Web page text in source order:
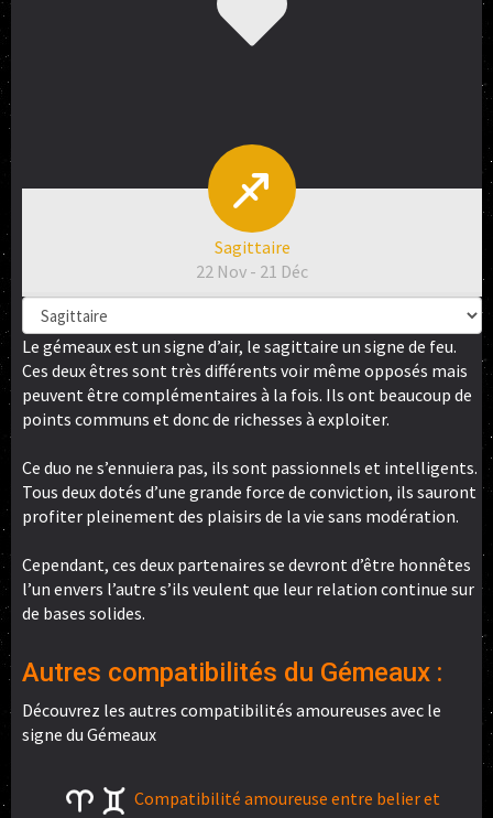
Sagittaire
22 Nov - 21 Déc
Le gémeaux est un signe d’air, le sagittaire un signe de feu.
Ces deux êtres sont très différents voir même opposés mais
peuvent être complémentaires à la fois. Ils ont beaucoup de
points communs et donc de richesses à exploiter.
Ce duo ne s’ennuiera pas, ils sont passionnels et intelligents.
Tous deux dotés d’une grande force de conviction, ils sauront
profiter pleinement des plaisirs de la vie sans modération.
Cependant, ces deux partenaires se devront d’être honnêtes
l’un envers l’autre s’ils veulent que leur relation continue sur
de bases solides.
Autres compatibilités du Gémeaux :
Découvrez les autres compatibilités amoureuses avec le
signe du Gémeaux
Compatibilité amoureuse entre belier et